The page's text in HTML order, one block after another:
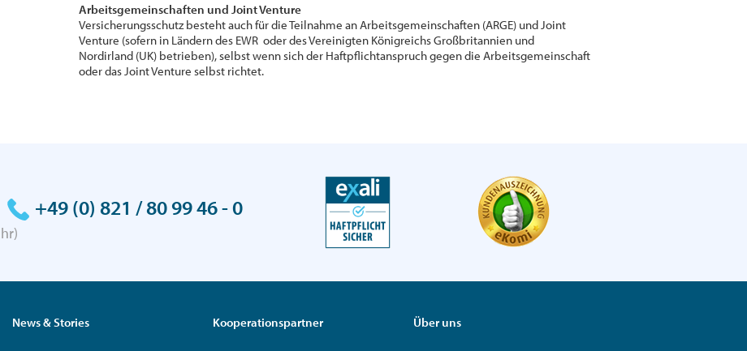
Arbeitsgemeinschaften und Joint Venture
Versicherungsschutz besteht auch für die Teilnahme an Arbeitsgemeinschaften (ARGE) und Joint
Venture (sofern in Ländern des EWR oder des Vereinigten Königreichs Großbritannien und
Nordirland (UK) betrieben), selbst wenn sich der Haftpflichtanspruch gegen die Arbeitsgemeinschaft
oder das Joint Venture selbst richtet.
+49 (0) 821 / 80 99 46 - 0
News & Stories Kooperationspartner Über uns